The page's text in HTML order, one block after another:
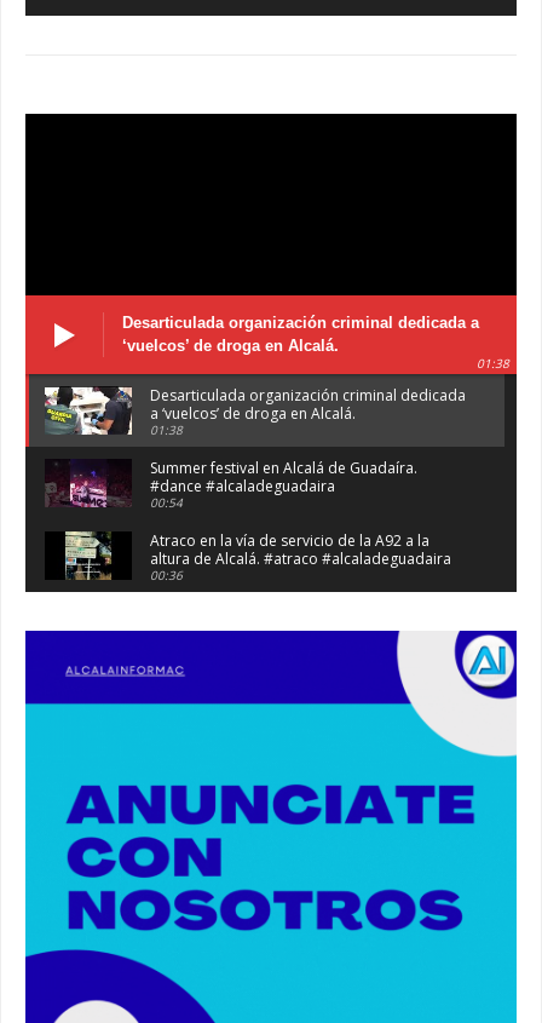
Desarticulada organización criminal dedicada a
‘vuelcos’ de droga en Alcalá.
01:38
Desarticulada organización criminal dedicada
a ‘vuelcos’ de droga en Alcalá.
01:38
Summer festival en Alcalá de Guadaíra.
#dance #alcaladeguadaira
00:54
Atraco en la vía de servicio de la A92 a la
altura de Alcalá. #atraco #alcaladeguadaira
00:36
Alcalá. #policia #narcos
Primeras 191 viviendas VPO en Alcalá de
Guadaíra. #alcaladeguadaira #vivienda #vpo
Premio de Medio Ambiente para el CEIP San
Mateo. #alcaladeguadaira #premios #colegio
03:01
Paseo de caballos. #alcaladeguadaira #ferias
#caballos
Un autobús ha golpeado a otro en el recinto
ferial. #accidente #alcaladeguadaira #ferias